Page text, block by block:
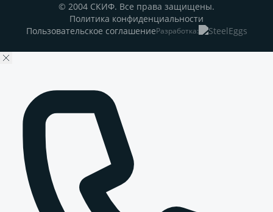
© 2004 СКИФ. Все права защищены.
Политика конфиденциальности
Пользовательское соглашениеРазработка: